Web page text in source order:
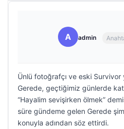
A admin
Ünlü fotoğrafçı ve eski Survivor
Gerede, geçtiğimiz günlerde
“Hayalim sevişirken ölmek”
süre gündeme gelen Gerede
konuyla adından söz ettirdi.